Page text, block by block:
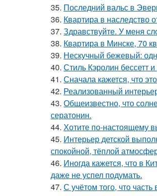
35. Последний вальс в
36. Квартира в наследство
37. Здравствуйте. У меня
38. Квартира в Минске, 70
39. Нескучный бежевый:
40. Стиль Кэролин бессетт
41. Сначала кажется, что
42. Реализованный
43. Общеизвестно, что
сератонин.
44. Хотите по-настоящему
45. Интерьер детской
спокойной, тёплой
46. Иногда кажется, что в
даже не успел подумать.
47. С учётом того, что